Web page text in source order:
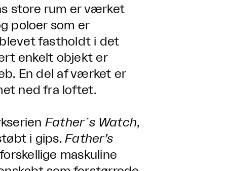
store rum er værket
poloer som er
fastholdt i det
enkelt objekt er
En del af værket er
ned fra loftet.
Father´s Watch,
i gips.Father’s
maskuline